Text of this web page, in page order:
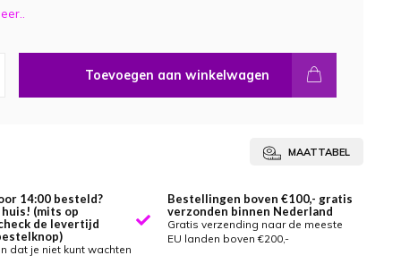
Toevoegen aan winkelwagen
MAATTABEL
14:00 besteld?
(mits op
de levertijd
dat je niet kunt wachten
Bestellingen boven €100,- gratis
verzonden binnen Nederland
Gratis verzending naar de meeste
EU landen boven €200,-